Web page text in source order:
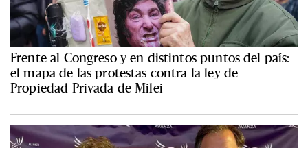
Frente al Congreso y en distintos puntos del país:
el mapa de las protestas contra la ley de
Propiedad Privada de Milei